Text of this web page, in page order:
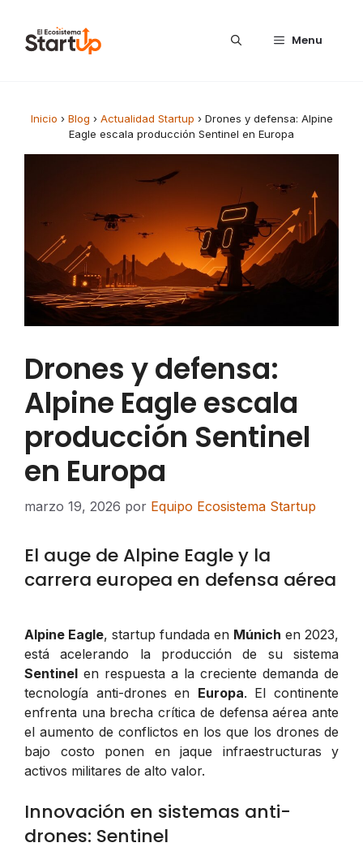
Menu
Inicio › Blog › Actualidad Startup › Drones y defensa: Alpine
Eagle escala producción Sentinel en Europa
Drones y defensa:
Alpine Eagle escala
producción Sentinel
en Europa
marzo 19, 2026 por Equipo Ecosistema Startup
El auge de Alpine Eagle y la
carrera europea en defensa aérea
Alpine Eagle, startup fundada en Múnich en 2023,
está acelerando la producción de su sistema
Sentinel en respuesta a la creciente demanda de
tecnología anti-drones en Europa. El continente
enfrenta una brecha crítica de defensa aérea ante
el aumento de conflictos en los que los drones de
bajo costo ponen en jaque infraestructuras y
activos militares de alto valor.
Innovación en sistemas anti-
drones: Sentinel